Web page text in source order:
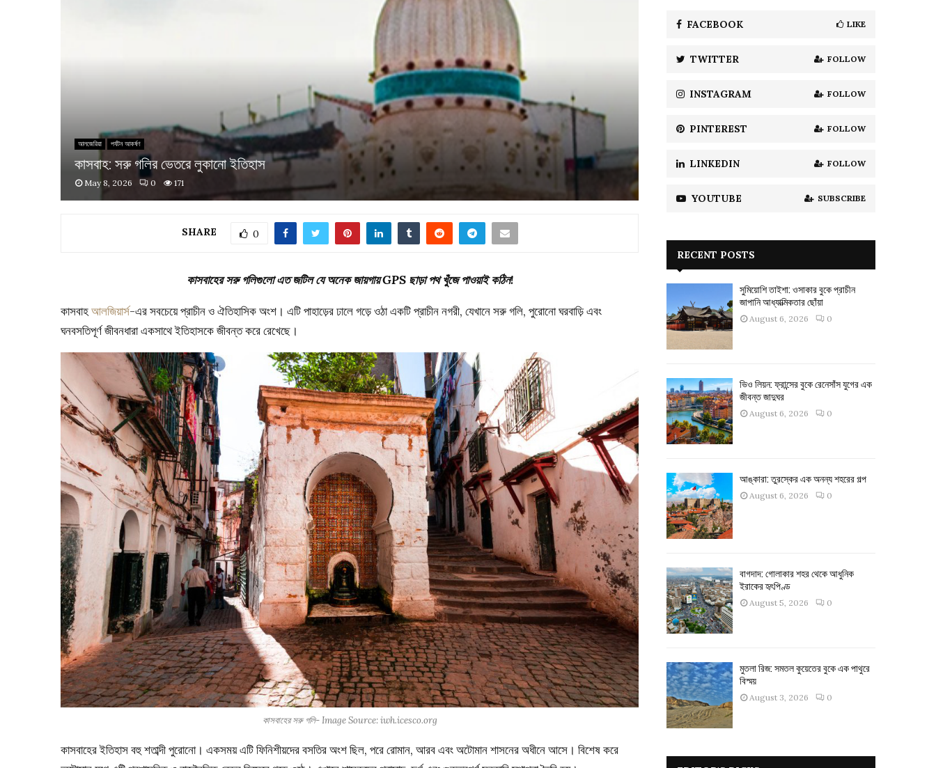
আলজেরিয়া পর্যটন আকর্ষণ
কাসবাহ: সরু গলির ভেতরে লুকানো ইতিহাস
May 8, 2026 0 171
SHARE 0
কাসবাহের সরু গলিগুলো এত জটিল যে অনেক জায়গায় GPS ছাড়া পথ খুঁজে পাওয়াই কঠিন!
কাসবাহআলজিয়ার্স-এর সবচেয়ে প্রাচীন ও ঐতিহাসিক অংশ। এটি পাহাড়ের ঢালে গড়ে ওঠা একটি প্রাচীন নগরী, যেখানে সরু গলি, পুরোনো ঘরবাড়ি এবং
ঘনবসতিপূর্ণ জীবনধারা একসাথে ইতিহাসকে জীবন্ত করে রেখেছে।
কাসবাহের সরু গলি- Image Source: iwh.icesco.org
কাসবাহের ইতিহাস বহু শতাব্দী পুরোনো। একসময় এটি ফিনিশীয়দের বসতির অংশ ছিল, পরে রোমান, আরব এবং অটোমান শাসনের অধীনে আসে। বিশেষ করে
C
H
FACEBOOK LIKE
TWITTER FOLLOW
INSTAGRAM FOLLOW
PINTEREST FOLLOW
LINKEDIN FOLLOW
YOUTUBE SUBSCRIBE
RECENT POSTS
সুমিয়োশি তাইশা: ওসাকার বুকে প্রাচীন
জাপানি আধ্যাত্মিকতার ছোঁয়া
August 6, 2026 0
ভিও লিয়ন: ফ্রান্সের বুকে রেনেসাঁস যুগের এক
জীবন্ত জাদুঘর
August 6, 2026 0
আঙ্কারা: তুরস্কের এক অনন্য শহরের গল্প
August 6, 2026 0
বাগদাদ: গোলাকার শহর থেকে আধুনিক
ইরাকের হৃৎপিণ্ড
August 5, 2026 0
মুতলা রিজ: সমতল কুয়েতের বুকে এক পাথুরে
বিস্ময়
August 3, 2026 0